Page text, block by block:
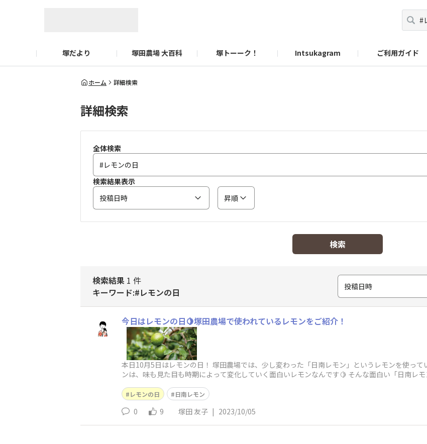
塚だより 塚田農場 大百科 塚トーーク！ Intsukagram ご利用ガイド
ホーム 詳細検索
詳細検索
全体検索
検索結果表示
投稿日時
昇順
検索
検索結果 1 件
キーワード:#レモンの日
投稿日時
今日はレモンの日🍋塚田農場で使われているレモンをご紹介！
本日10月5日はレモンの日！ 塚田農場では、少し変わった「日南レモン」というレモンを使っ
ンは、味も見た目も時期によって変化していく面白いレモンなんです🍋 そんな面白い「日南レ
レモンの日 日南レモン
0 9 塚田 友子 | 2023/10/05